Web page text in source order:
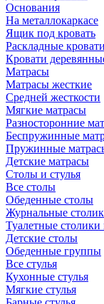
Основания
На металлокаркасе
Ящик под кровать
Раскладные кровати
Кровати
Матрасы
Матрасы жесткие
Средней жесткости
Мягкие матрасы
Разносторонние
Беспружинные
Пружинные
Детские матрасы
Столы и стулья
Все столы
Обеденные столы
Журнальные
Туалетные столики
Детские столы
Обеденные группы
Все стулья
Кухонные стулья
Мягкие стулья